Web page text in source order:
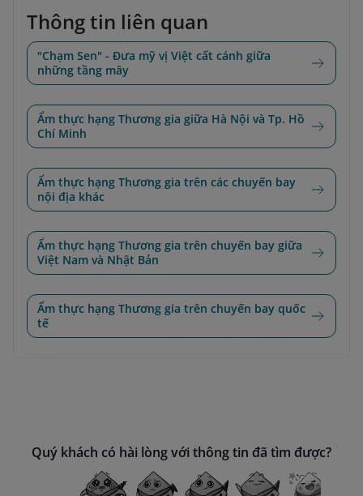
Thông tin liên quan
"Chạm Sen" - Đưa mỹ vị Việt cất cánh giữa
những tầng mây
Ẩm thực hạng Thương gia giữa Hà Nội và Tp. Hồ
Chí Minh
Ẩm thực hạng Thương gia trên các chuyến bay
nội địa khác
Ẩm thực hạng Thương gia trên chuyến bay giữa
Việt Nam và Nhật Bản
Ẩm thực hạng Thương gia trên chuyến bay quốc
tế
Quý khách có hài lòng với thông tin đã tìm được?